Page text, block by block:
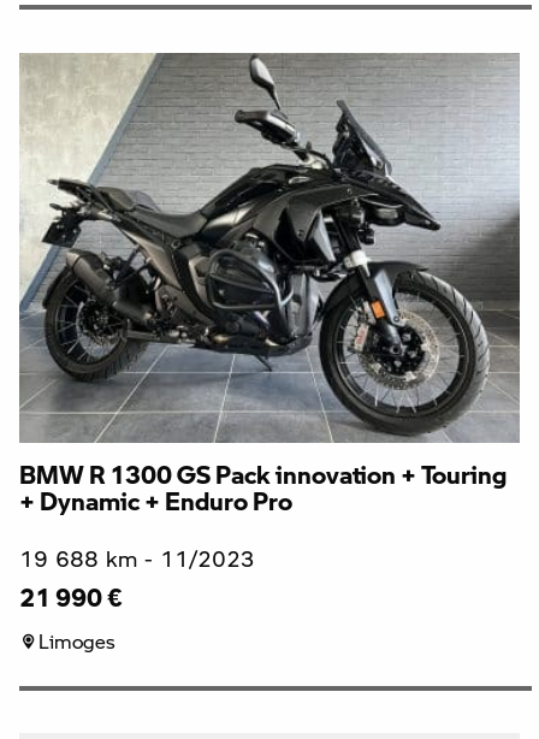
BMW R 1300 GS Pack innovation + Touring
+ Dynamic + Enduro Pro
19 688 km - 11/2023
21 990 €
Limoges